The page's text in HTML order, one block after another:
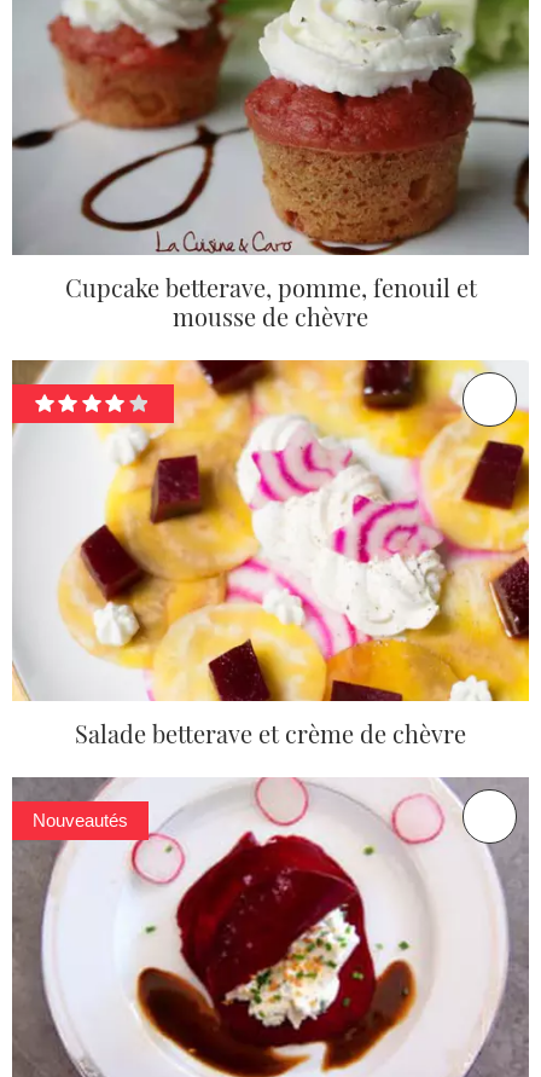
Cupcake betterave, pomme, fenouil et
mousse de chèvre
Salade betterave et crème de chèvre
Nouveautés